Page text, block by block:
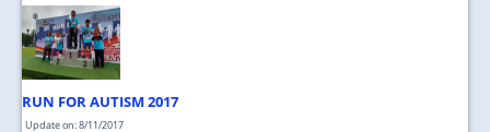
RUN FOR AUTISM 2017
Update on: 8/11/2017